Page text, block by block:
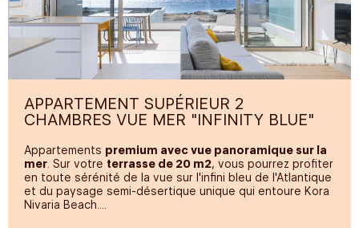
APPARTEMENT SUPÉRIEUR 2
CHAMBRES VUE MER "INFINITY BLUE"
Appartements premium avec vue panoramique sur la
mer . Sur votre terrasse de 20 m2, vous pourrez profiter
en toute sérénité de la vue sur l'infini bleu de l'Atlantique
et du paysage semi-désertique unique qui entoure Kora
Nivaria Beach.